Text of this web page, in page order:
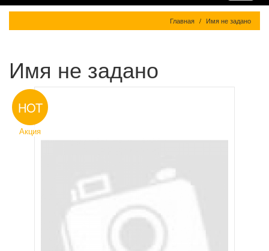
Главная Имя не задано
Имя не задано
HOT
Акция